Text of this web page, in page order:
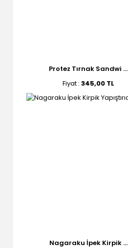
Protez Tırnak Sandwi ...
Fiyat : 345,00 TL
Nagaraku İpek Kirpik ...